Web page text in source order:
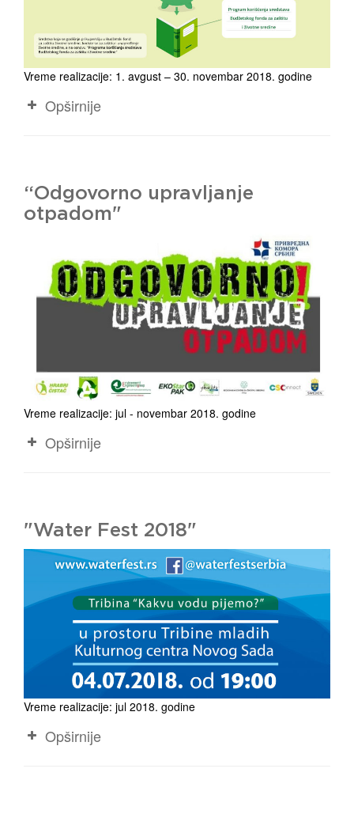
Vreme realizacije: 1. avgust – 30. novembar 2018. godine
Opširnije
“Odgovorno upravljanje
otpadom"
Vreme realizacije: jul - novembar 2018. godine
Opširnije
"Water Fest 2018"
Vreme realizacije: jul 2018. godine
Opširnije